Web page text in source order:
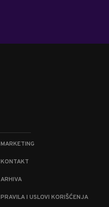
MARKETING
KONTAKT
ARHIVA
PRAVILA I USLOVI KORIŠĆENJA